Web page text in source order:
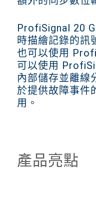
ProfiSignal 20
時描繪記錄的訊
也可以使用
可以使用
內部儲存並離線
於提供故障事件
用。
產品亮點